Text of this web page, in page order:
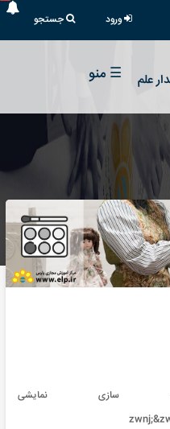
ورود جستجو
علم
☰ منو
سازی نمایشی